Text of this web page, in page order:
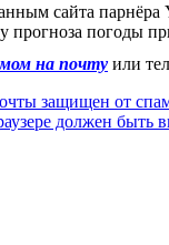
сайта
прогноза погоды
на почту или
защищен от
должен быть